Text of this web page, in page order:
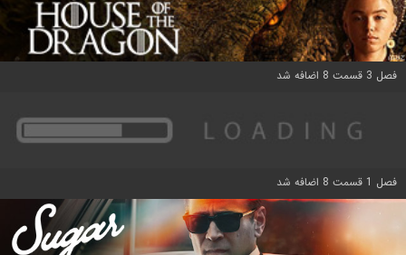
فصل 3 قسمت 8 اضافه شد
فصل 1 قسمت 8 اضافه شد